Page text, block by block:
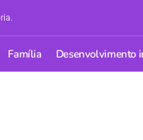
Família Desenvolvimento